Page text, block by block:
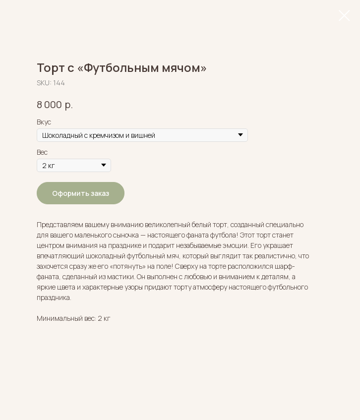
Торт с «Футбольным мячом»
SKU: 144
8 000 р.
Вкус
Вес
Оформить заказ
Представляем вашему вниманию великолепный белый торт, созданный специально
для вашего маленького сыночка — настоящего фаната футбола! Этот торт станет
центром внимания на празднике и подарит незабываемые эмоции. Его украшает
впечатляющий шоколадный футбольный мяч, который выглядит так реалистично, что
захочется сразу же его «потянуть» на поле! Сверху на торте расположился шарф-
фаната, сделанный из мастики. Он выполнен с любовью и вниманием к деталям, а
яркие цвета и характерные узоры придают торту атмосферу настоящего футбольного
праздника.
Минимальный вес: 2 кг